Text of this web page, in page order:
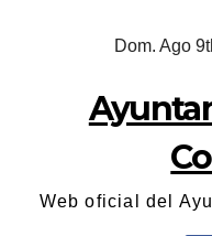
Dom. Ago
Web oficial del